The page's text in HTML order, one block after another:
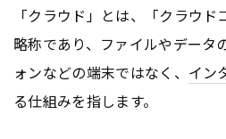
「クラウド」とは、「クラウ
略称であり、ファイルやデータ
ォンなどの端末ではなく、 イン
る仕組みを指します。